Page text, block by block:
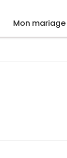
Mon mariage